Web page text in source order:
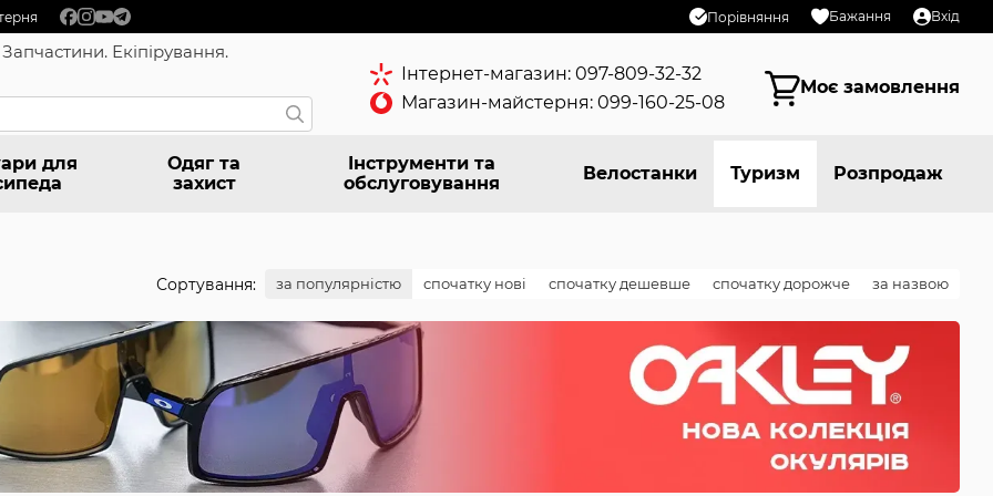
Порівняння Бажання Вхід
Екіпірування.
Інтернет-магазин: 097-809-32-32
Магазин-майстерня: 099-160-25-08
Моє замовлення
для
Одяг та
захист
Інструменти та
обслуговування
Велостанки Туризм Розпродаж
Сортування: за популярністю спочатку нові спочатку дешевше спочатку дорожче за назвою